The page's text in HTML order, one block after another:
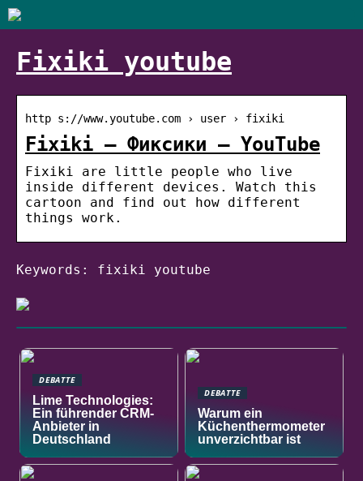
Fixiki youtube
http s://www.youtube.com › user › fixiki
Fixiki – Фиксики – YouTube
Fixiki are little people who live
inside different devices. Watch this
cartoon and find out how different
things work.
Keywords: fixiki youtube
DEBATTE
Lime Technologies:
Ein führender CRM-
Anbieter in
Deutschland
DEBATTE
Warum ein
Küchenthermometer
unverzichtbar ist